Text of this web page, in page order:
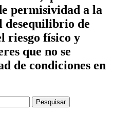
permisividad a la
desequilibrio de
riesgo físico y
que no se
de condiciones en